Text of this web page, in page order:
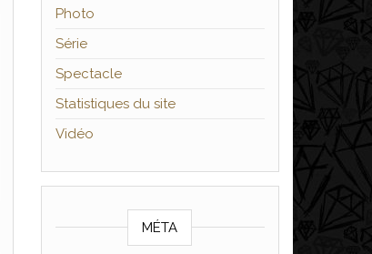
Photo
Série
Spectacle
Statistiques du site
Vidéo
MÉTA